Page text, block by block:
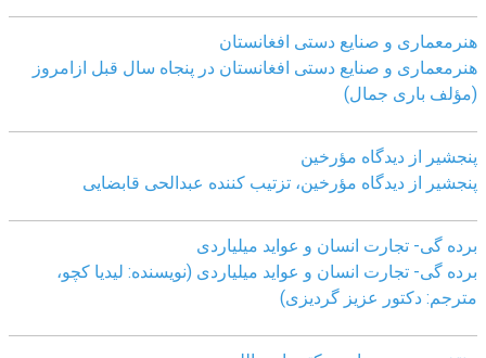
هنرمعماری و صنایع دستی افغانستان
هنرمعماری و صنایع دستی افغانستان در پنجاه سال قبل ازامروز
(مؤلف باری جمال)
پنجشیر از دیدگاه مؤرخین
پنجشیر از دیدگاه مؤرخین، تزتیب کننده عبدالحی قابضايی
برده گی- تجارت انسان و عواید میلیاردی
برده گی- تجارت انسان و عواید میلیاردی (نویسنده: لیدیا کچو،
مترجم: دکتور عزیز گردیزی)